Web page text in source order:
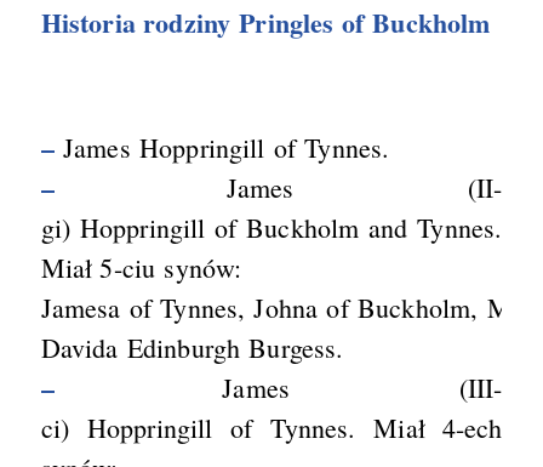
Historia rodziny Pringles of Buckholm
–James Hoppringill of Tynnes.
–James (II-
gi) Hoppringill of Buckholm and Tynnes.
Miał 5-ciu synów:
Jamesa of Tynnes, Johna of Buckholm,
Davida Edinburgh Burgess.
–James (III-
ci) Hoppringill of Tynnes. Miał 4-ech